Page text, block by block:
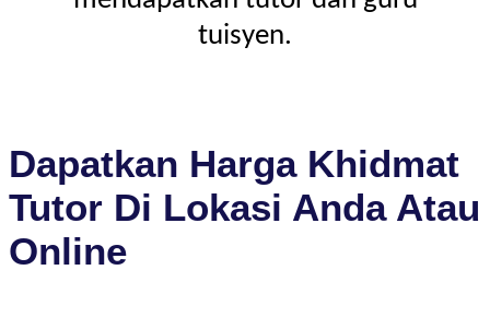
tuisyen.
Dapatkan Harga Khidmat
Tutor Di Lokasi Anda Atau
Online